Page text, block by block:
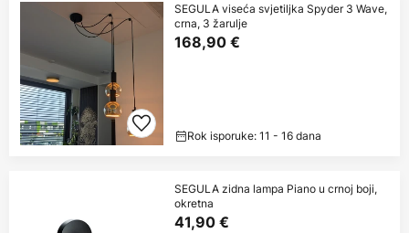
SEGULA viseća svjetiljka Spyder 3 Wave,
crna, 3 žarulje
168,90 €
Rok isporuke: 11 - 16 dana
SEGULA zidna lampa Piano u crnoj boji,
okretna
41,90 €